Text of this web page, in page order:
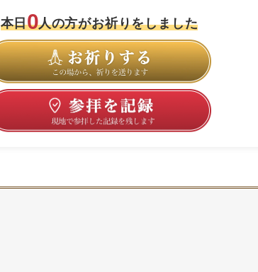
本日0人の方がお祈りをしました